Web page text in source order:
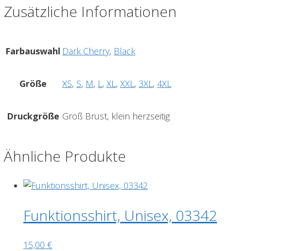
Zusätzliche Informationen
Farbauswahl Dark Cherry, Black
Größe XS, S, M, L, XL, XXL, 3XL, 4XL
Druckgröße Groß Brust, klein herzseitig
Ähnliche Produkte
Funktionsshirt, Unisex, 03342
15,00 €